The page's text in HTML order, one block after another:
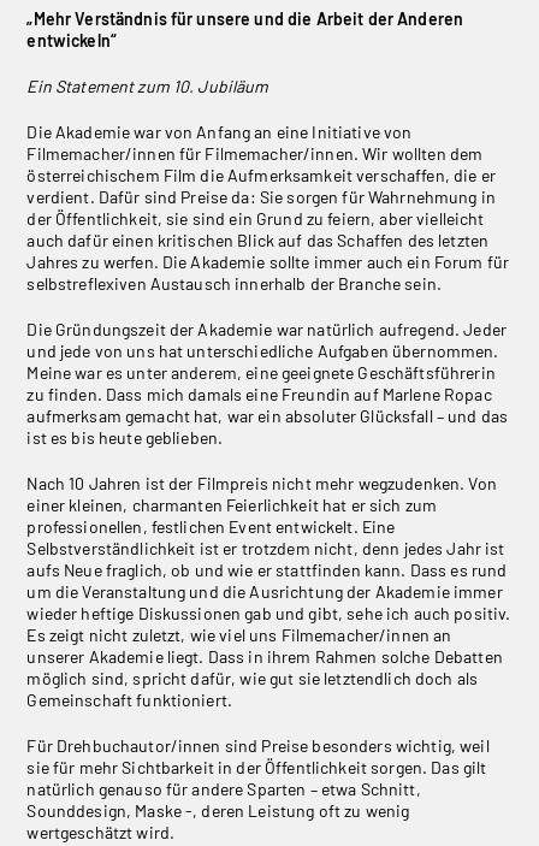
„Mehr Verständnis für unsere und die Arbeit der Anderen
entwickeln“
Ein Statement zum 10. Jubiläum
Die Akademie war von Anfang an eine Initiative von
Filmemacher/innen für Filmemacher/innen. Wir wollten dem
österreichischem Film die Aufmerksamkeit verschaffen, die er
verdient. Dafür sind Preise da: Sie sorgen für Wahrnehmung in
der Öffentlichkeit, sie sind ein Grund zu feiern, aber vielleicht
auch dafür einen kritischen Blick auf das Schaffen des letzten
Jahres zu werfen. Die Akademie sollte immer auch ein Forum für
selbstreflexiven Austausch innerhalb der Branche sein.
Die Gründungszeit der Akademie war natürlich aufregend. Jeder
und jede von uns hat unterschiedliche Aufgaben übernommen.
Meine war es unter anderem, eine geeignete Geschäftsführerin
zu finden. Dass mich damals eine Freundin auf Marlene Ropac
aufmerksam gemacht hat, war ein absoluter Glücksfall – und das
ist es bis heute geblieben.
Nach 10 Jahren ist der Filmpreis nicht mehr wegzudenken. Von
einer kleinen, charmanten Feierlichkeit hat er sich zum
professionellen, festlichen Event entwickelt. Eine
Selbstverständlichkeit ist er trotzdem nicht, denn jedes Jahr ist
aufs Neue fraglich, ob und wie er stattfinden kann. Dass es rund
um die Veranstaltung und die Ausrichtung der Akademie immer
wieder heftige Diskussionen gab und gibt, sehe ich auch positiv.
Es zeigt nicht zuletzt, wie viel uns Filmemacher/innen an
unserer Akademie liegt. Dass in ihrem Rahmen solche Debatten
möglich sind, spricht dafür, wie gut sie letztendlich doch als
Gemeinschaft funktioniert.
Für Drehbuchautor/innen sind Preise besonders wichtig, weil
sie für mehr Sichtbarkeit in der Öffentlichkeit sorgen. Das gilt
natürlich genauso für andere Sparten – etwa Schnitt,
Sounddesign, Maske -, deren Leistung oft zu wenig
wertgeschätzt wird.